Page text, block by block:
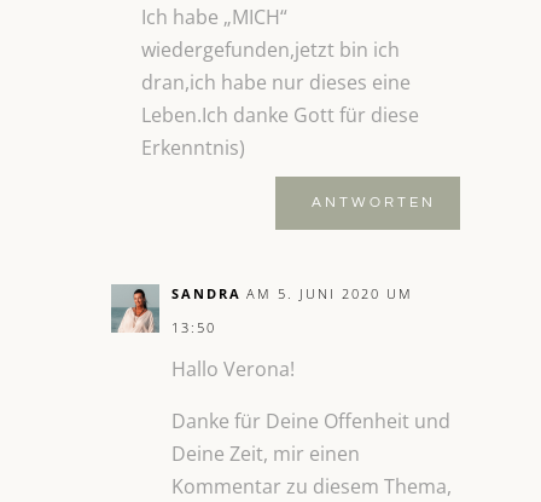
Ich habe „MICH“
wiedergefunden,jetzt bin ich
dran,ich habe nur dieses eine
Leben.Ich danke Gott für diese
Erkenntnis)
ANTWORTEN
SANDRA AM 5. JUNI 2020 UM
13:50
Hallo Verona!
Danke für Deine Offenheit und
Deine Zeit, mir einen
Kommentar zu diesem Thema,